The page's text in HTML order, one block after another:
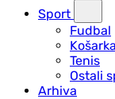
Sport
Fudbal
Košarka
Tenis
Ostali
Arhiva